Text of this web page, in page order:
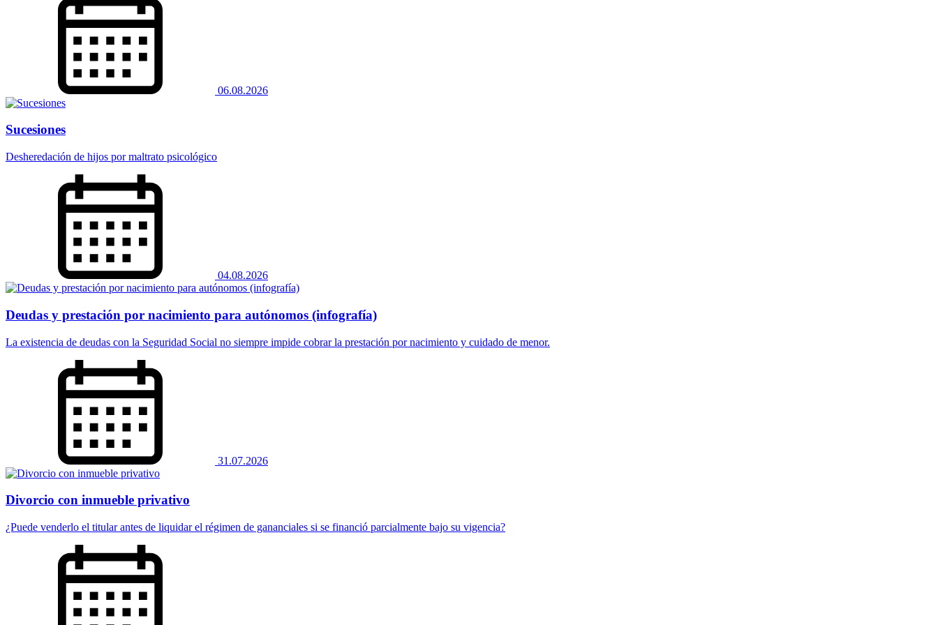
06.08.2026
Sucesiones
Desheredación de hijos por maltrato psicológico
04.08.2026
Deudas y prestación por nacimiento para autónomos (infografía)
La existencia de deudas con la Seguridad Social no siempre impide cobrar la prestación por nacimiento y cuidado de menor.
31.07.2026
Divorcio con inmueble privativo
¿Puede venderlo el titular antes de liquidar el régimen de gananciales si se financió parcialmente bajo su vigencia?